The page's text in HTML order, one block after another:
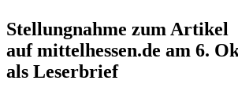
Stellungnahme zum Artikel
auf mittelhessen.de am 6.
als Leserbrief